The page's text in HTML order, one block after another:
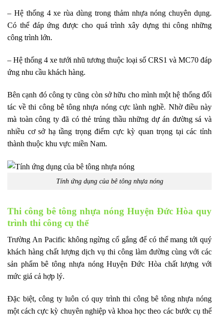
– Hệ thống 4 xe rùa dùng trong thảm nhựa nóng chuyên dụng.
Có thể đáp ứng được cho quá trình xây dựng thi công những
công trình lớn.
– Hệ thống 4 xe tưới nhũ tương thuộc loại số CRS1 và MC70 đáp
ứng nhu cầu khách hàng.
Bên cạnh đó công ty cũng còn sở hữu cho mình một hệ thống đối
tác về thi công bê tông nhựa nóng cực lành nghề. Nhờ điều này
mà toàn công ty đã có thẻ trúng thầu những dự án đường sá và
nhiều cơ sở hạ tầng trọng điểm cực kỳ quan trọng tại các tỉnh
thành thuộc khu vực miền Nam.
Tính ứng dụng của bê tông nhựa nóng
Thi công bê tông nhựa nóng Huyện Đức Hòa quy
trình thi công cụ thể
Trường An Pacific không ngừng cố gắng để có thể mang tới quý
khách hàng chất lượng dịch vụ thi công làm đường cùng với các
sản phẩm bê tông nhựa nóng Huyện Đức Hòa chất lượng với
mức giá cả hợp lý.
Đặc biệt, công ty luôn có quy trình thi công bê tông nhựa nóng
một cách cực kỳ chuyên nghiệp và khoa học theo các bước cụ thể